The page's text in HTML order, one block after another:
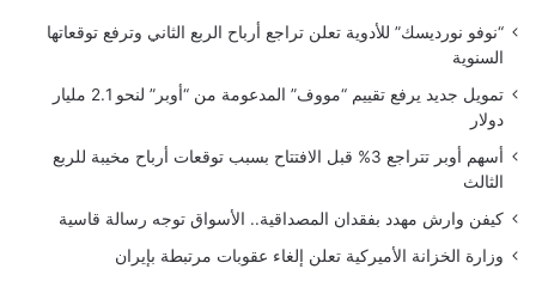
ا
ر
ي
“نوفو نورديسك” للأدوية تعلن تراجع أرباح الربع الثاني وترفع توقعاتها
السنوية
تمويل جديد يرفع تقييم “مووف” المدعومة من “أوبر” لنحو 2.1 مليار
دولار
أسهم أوبر تتراجع 3% قبل الافتتاح بسبب توقعات أرباح مخيبة للربع
الثالث
كيفن وارش مهدد بفقدان المصداقية.. الأسواق توجه رسالة قاسية
وزارة الخزانة الأميركية تعلن إلغاء عقوبات مرتبطة بإيران